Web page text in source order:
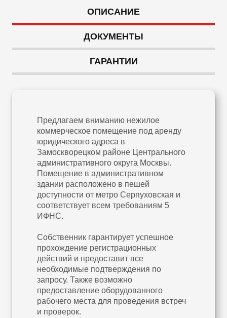
ОПИСАНИЕ
ДОКУМЕНТЫ
ГАРАНТИИ
Предлагаем вниманию нежилое
коммерческое помещение под аренду
юридического адреса в
Замоскворецком районе Центрального
административного округа Москвы.
Помещение в административном
здании расположено в пешей
доступности от метро Серпуховская и
соответствует всем требованиям 5
ИФНС.
Собственник гарантирует успешное
прохождение регистрационных
действий и предоставит все
необходимые подтверждения по
запросу. Также возможно
предоставление оборудованного
рабочего места для проведения встреч
и проверок.